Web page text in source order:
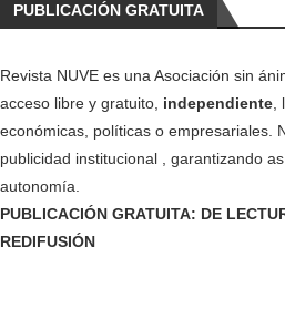
PUBLICACIÓN GRATUITA
Revista NUVE es una Asociación sin
acceso libre y gratuito, independiente
económicas, políticas o empresariales.
publicidad institucional , garantizando
autonomía.
PUBLICACIÓN GRATUITA: DE
REDIFUSIÓN